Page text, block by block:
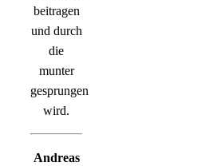
beitragen
und durch
die
munter
gesprungen
wird.
Andreas